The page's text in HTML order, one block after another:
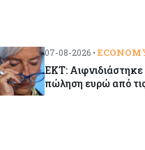
07-08-2026 •
ΕΚΤ:
πώληση ευρώ από